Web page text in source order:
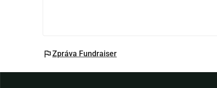
flagZpráva Fundraiser